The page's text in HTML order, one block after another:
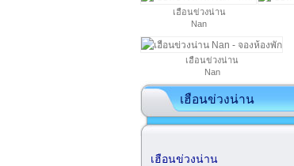
เฮือนข่วงน่าน
Nan
เฮือนข่วงน่าน
Nan
เฮือนข่วงน่าน
เฮือนข่วงน่าน